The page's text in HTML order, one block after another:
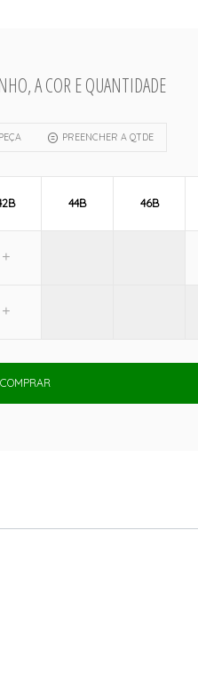
A COR E QUANTIDADE
PREENCHER A QTDE
44B 46B
COMPRAR